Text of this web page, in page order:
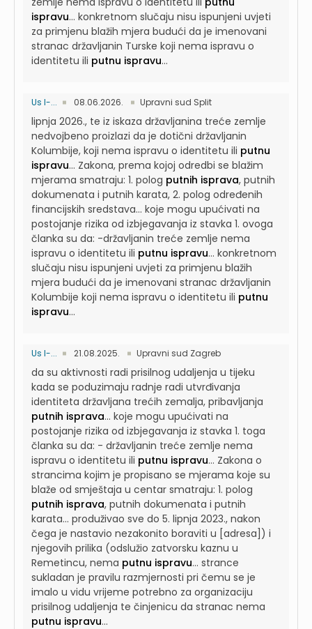
ispravu... konkretnom slučaju nisu ispunjeni uvjeti
za primjenu blažih mjera budući da je imenovani
stranac državljanin Turske koji nema ispravu o
identitetu ili putnu ispravu...
Us I-... 08.06.2026. Upravni sud Split
lipnja 2026., te iz iskaza državljanina treće zemlje
nedvojbeno proizlazi da je dotični državljanin
Kolumbije, koji nema ispravu o identitetu ili putnu
ispravu... Zakona, prema kojoj odredbi se blažim
mjerama smatraju: 1. polog putnih isprava, putnih
dokumenata i putnih karata, 2. polog određenih
financijskih sredstava... koje mogu upućivati na
postojanje rizika od izbjegavanja iz stavka 1. ovoga
članka su da: -državljanin treće zemlje nema
ispravu o identitetu ili putnu ispravu... konkretnom
slučaju nisu ispunjeni uvjeti za primjenu blažih
mjera budući da je imenovani stranac državljanin
Kolumbije koji nema ispravu o identitetu ili putnu
ispravu...
Us I-... 21.08.2025. Upravni sud Zagreb
da su aktivnosti radi prisilnog udaljenja u tijeku
kada se poduzimaju radnje radi utvrđivanja
identiteta državljana trećih zemalja, pribavljanja
putnih isprava... koje mogu upućivati na
postojanje rizika od izbjegavanja iz stavka 1. toga
članka su da: - državljanin treće zemlje nema
ispravu o identitetu ili putnu ispravu... Zakona o
strancima kojim je propisano se mjerama koje su
blaže od smještaja u centar smatraju: 1. polog
putnih isprava, putnih dokumenata i putnih
karata... produživao sve do 5. lipnja 2023., nakon
čega je nastavio nezakonito boraviti u [adresa]) i
njegovih prilika (odslužio zatvorsku kaznu u
Remetincu, nema putnu ispravu... strance
sukladan je pravilu razmjernosti pri čemu se je
imalo u vidu vrijeme potrebno za organizaciju
prisilnog udaljenja te činjenicu da stranac nema
putnu ispravu...